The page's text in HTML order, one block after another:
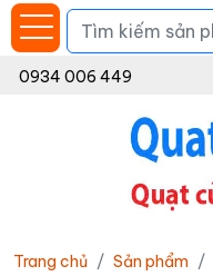
0934 006 449
Trang chủ Sản phẩm